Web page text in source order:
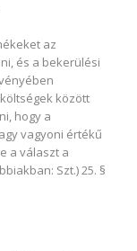
az
és a bekerülési
között
hogy a
vagyoni értékű
a választ a
Szt.) 25. §